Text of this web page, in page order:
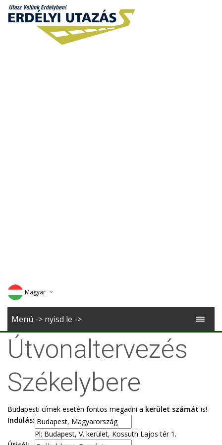
Magyar
Deutsch
Romana
Menü -> nyisd le ->
Útvonaltervezés
Székelybere
Budapesti címek esetén fontos megadni a kerület számát is!
Indulás:
Pl: Budapest, V. kerület, Kossuth Lajos tér 1.